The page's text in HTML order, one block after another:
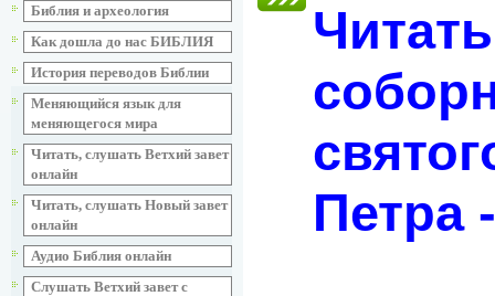
Библия и археология
Как дошла до нас БИБЛИЯ
История переводов Библии
Меняющийся язык для
меняющегося мира
Читать, слушать Ветхий завет
онлайн
Читать, слушать Новый завет
онлайн
Аудио Библия онлайн
Слушать Ветхий завет с
Петра